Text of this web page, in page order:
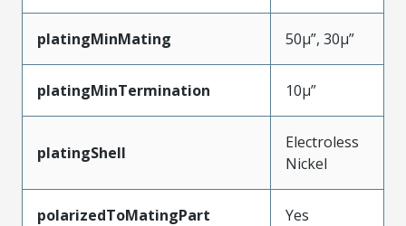
platingMinMating 50µ”, 30µ”
platingMinTermination 10µ”
platingShell
Electroless
Nickel
polarizedToMatingPart Yes